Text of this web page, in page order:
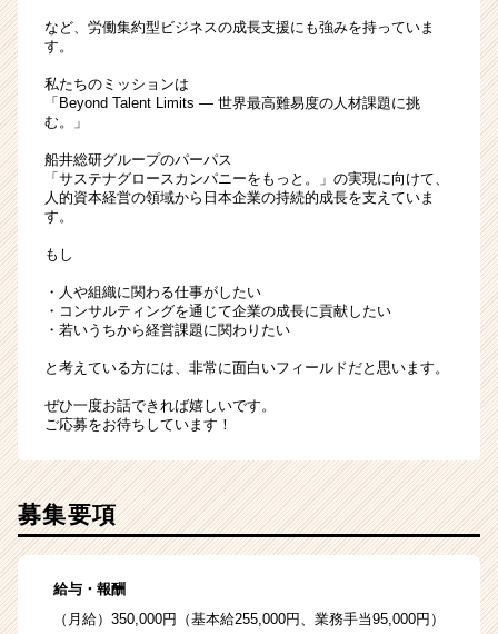
など、労働集約型ビジネスの成長支援にも強みを持っていま
す。
私たちのミッションは
「Beyond Talent Limits ― 世界最高難易度の人材課題に挑
む。」
船井総研グループのパーパス
「サステナグロースカンパニーをもっと。」の実現に向けて、
人的資本経営の領域から日本企業の持続的成長を支えていま
す。
もし
・人や組織に関わる仕事がしたい
・コンサルティングを通じて企業の成長に貢献したい
・若いうちから経営課題に関わりたい
と考えている方には、非常に面白いフィールドだと思います。
ぜひ一度お話できれば嬉しいです。
ご応募をお待ちしています！
募集要項
給与・報酬
（月給）350,000円（基本給255,000円、業務手当95,000円）